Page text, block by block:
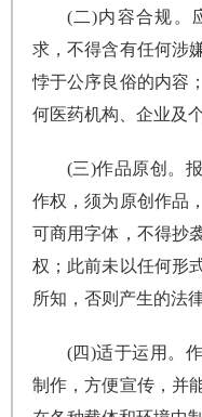
(二)内容合规。
求，不得含有任何涉
悖于公序良俗的内容
何医药机构、企业及
(三)作品原创。
作权，须为原创作品
可商用字体，不得抄
权；此前未以任何形
所知，否则产生的法
(四)适于运用。
制作，方便宣传，并